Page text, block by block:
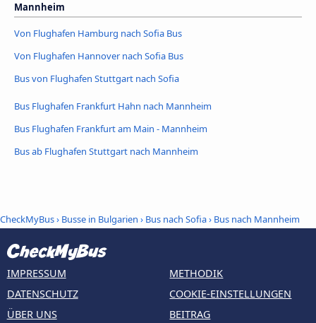
Mannheim
Von Flughafen Hamburg nach Sofia Bus
Von Flughafen Hannover nach Sofia Bus
Bus von Flughafen Stuttgart nach Sofia
Bus Flughafen Frankfurt Hahn nach Mannheim
Bus Flughafen Frankfurt am Main - Mannheim
Bus ab Flughafen Stuttgart nach Mannheim
CheckMyBus› Busse in Bulgarien › Bus nach Sofia› Bus nach Mannheim
IMPRESSUM
DATENSCHUTZ
ÜBER UNS
METHODIK
COOKIE-EINSTELLUNGEN
BEITRAG